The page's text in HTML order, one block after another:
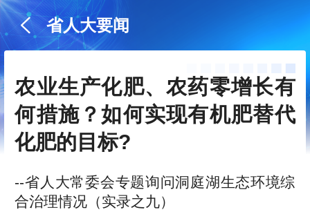
省人大要闻
农业生产化肥、农药零增长有
何措施？如何实现有机肥替代
化肥的目标?
--省人大常委会专题询问洞庭湖生态环境综
合治理情况（实录之九）